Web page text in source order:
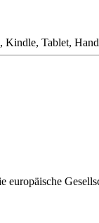
Tablet,
europäische